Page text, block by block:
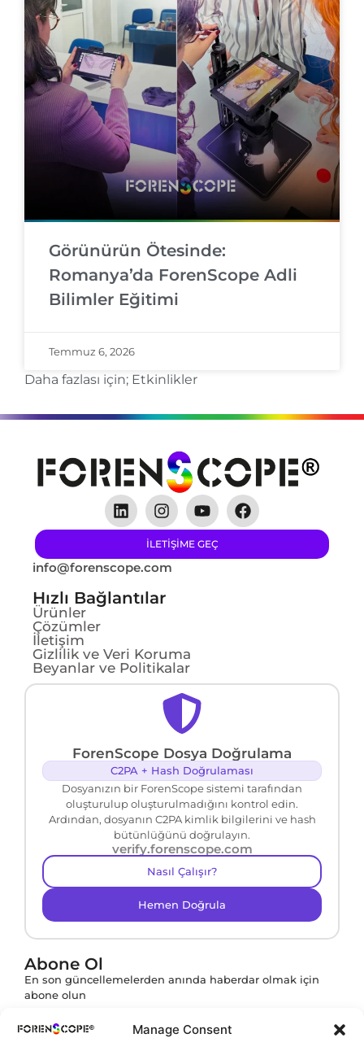
Manage Consent
Görünürün Ötesinde:
Romanya’da ForenScope Adli
Bilimler Eğitimi
Temmuz 6, 2026
Daha fazlası için; Etkinlikler
ILETIŞIME GEÇ
info@forenscope.com
Hızlı Bağlantılar
Ürünler
Çözümler
İletişim
Gizlilik ve Veri Koruma
Beyanlar ve Politikalar
ForenScope Dosya Doğrulama
C2PA + Hash Doğrulaması
Dosyanızın bir ForenScope sistemi tarafından
oluşturulup oluşturulmadığını kontrol edin.
Ardından, dosyanın C2PA kimlik bilgilerini ve hash
bütünlüğünü doğrulayın.
verify.forenscope.com
Nasıl Çalışır?
Hemen Doğrula
Abone Ol
En son güncellemelerden anında haberdar olmak için
abone olun